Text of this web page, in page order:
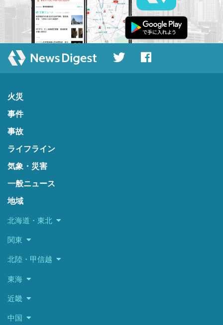
火災
事件
事故
ライフライン
気象・災害
一般ニュース
地域
北海道・東北
関東
北陸・甲信越
東海
近畿
中国